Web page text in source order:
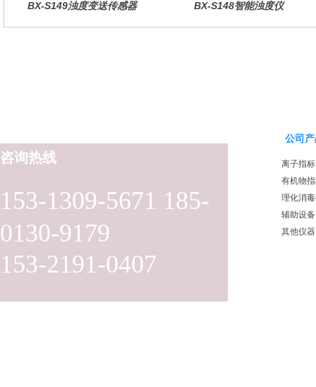
BX-S149浊度变送传感器 BX-S148智能浊度仪
153-1309-5671 185-
0130-9179
153-2191-0407
咨询热线
公司
离子指标
有机物
理化消
辅助设备
其他仪器